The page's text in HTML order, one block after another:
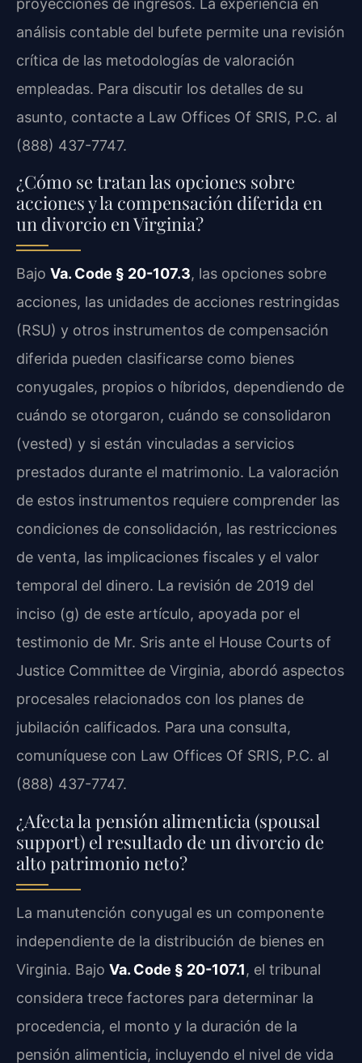
proyecciones de ingresos. La experiencia en
análisis contable del bufete permite una revisión
crítica de las metodologías de valoración
empleadas. Para discutir los detalles de su
asunto, contacte a Law Offices Of SRIS, P.C. al
(888) 437-7747.
¿Cómo se tratan las opciones sobre
acciones y la compensación diferida en
un divorcio en Virginia?
Bajo Va. Code § 20-107.3, las opciones sobre
acciones, las unidades de acciones restringidas
(RSU) y otros instrumentos de compensación
diferida pueden clasificarse como bienes
conyugales, propios o híbridos, dependiendo de
cuándo se otorgaron, cuándo se consolidaron
(vested) y si están vinculadas a servicios
prestados durante el matrimonio. La valoración
de estos instrumentos requiere comprender las
condiciones de consolidación, las restricciones
de venta, las implicaciones fiscales y el valor
temporal del dinero. La revisión de 2019 del
inciso (g) de este artículo, apoyada por el
testimonio de Mr. Sris ante el House Courts of
Justice Committee de Virginia, abordó aspectos
procesales relacionados con los planes de
jubilación calificados. Para una consulta,
comuníquese con Law Offices Of SRIS, P.C. al
(888) 437-7747.
¿Afecta la pensión alimenticia (spousal
support) el resultado de un divorcio de
alto patrimonio neto?
La manutención conyugal es un componente
independiente de la distribución de bienes en
Virginia. Bajo Va. Code § 20-107.1, el tribunal
considera trece factores para determinar la
procedencia, el monto y la duración de la
pensión alimenticia, incluyendo el nivel de vida